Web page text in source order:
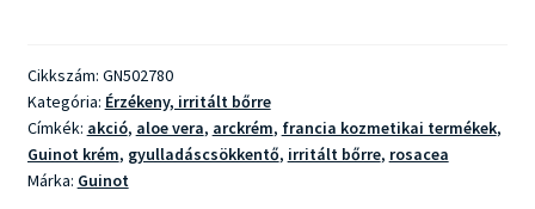
Cikkszám: GN502780
Kategória: Érzékeny, irritált bőrre
Címkék: akció, aloe vera, arckrém, francia kozmetikai termékek,
Guinot krém, gyulladáscsökkentő, irritált bőrre, rosacea
Márka: Guinot